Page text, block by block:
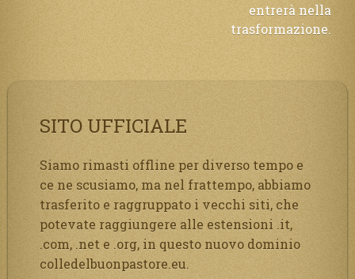
entrerà nella
trasformazione.
SITO UFFICIALE
Siamo rimasti offline per diverso tempo e
ce ne scusiamo, ma nel frattempo, abbiamo
trasferito e raggruppato i vecchi siti, che
potevate raggiungere alle estensioni .it,
.com, .net e .org, in questo nuovo dominio
colledelbuonpastore.eu.